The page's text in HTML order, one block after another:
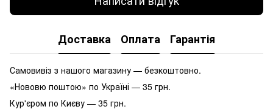
Доставка Оплата Гарантія
Самовивіз з нашого магазину — безкоштовно.
«Нововю поштою» по Україні — 35 грн.
Кур'єром по Києву — 35 грн.